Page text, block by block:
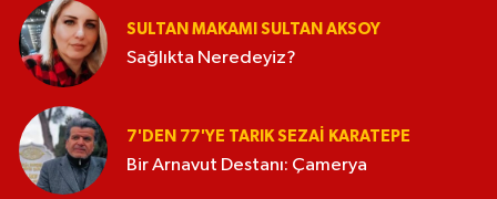
SULTAN MAKAMI SULTAN AKSOY
Sağlıkta Neredeyiz?
7'DEN 77'YE TARIK SEZAI KARATEPE
Bir Arnavut Destanı: Çamerya